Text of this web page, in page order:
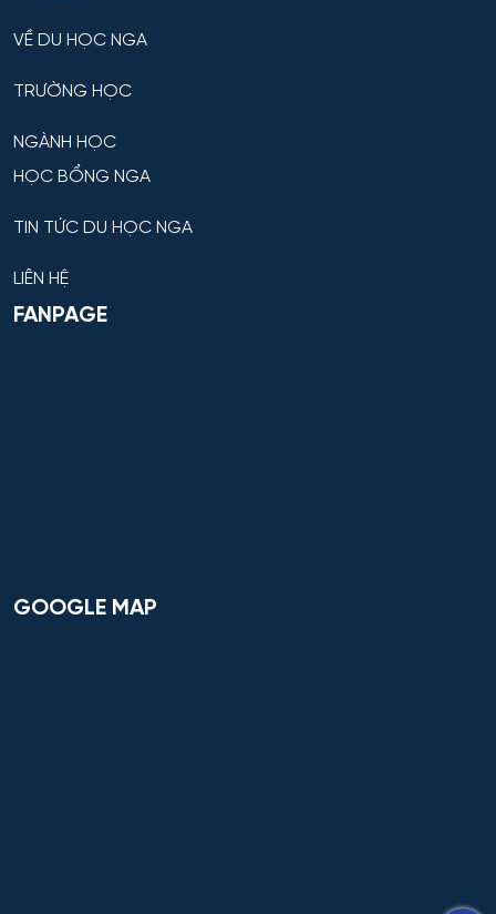
VỀ DU HỌC NGA
TRƯỜNG HỌC
NGÀNH HỌC
HỌC BỔNG NGA
TIN TỨC DU HỌC NGA
LIÊN HỆ
FANPAGE
GOOGLE MAP